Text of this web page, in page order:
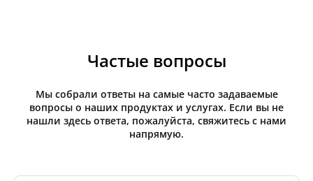
Частые вопросы
Мы собрали ответы на самые часто задаваемые
вопросы о наших продуктах и услугах. Если вы не
нашли здесь ответа, пожалуйста, свяжитесь с нами
напрямую.